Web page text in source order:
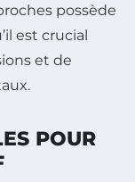
possède
est crucial
et de
POUR